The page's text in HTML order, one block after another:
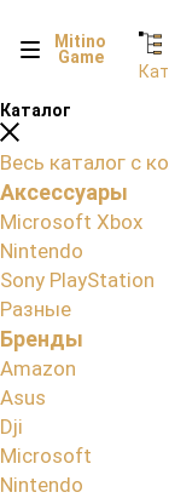
Mitino
Game
Каталог
Весь каталог с
Аксессуары
Microsoft Xbox
Nintendo
Sony PlayStation
Разные
Бренды
Amazon
Asus
Dji
Microsoft
Nintendo